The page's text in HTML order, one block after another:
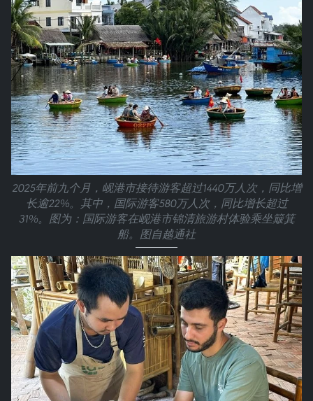
2025年前九个月，岘港市接待游客超过1440万人次，同比增
长逾22%。其中，国际游客580万人次，同比增长超过
31%。图为：国际游客在岘港市锦清旅游村体验乘坐簸箕
船。图自越通社